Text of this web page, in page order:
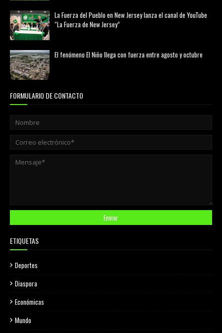
La Fuerza del Pueblo en New Jersey lanza el canal de YouTube
“La Fuerza de New Jersey”
El fenómeno El Niño llega con fuerza entre agosto y octubre
FORMULARIO DE CONTACTO
ETIQUETAS
Deportes
Diaspora
Económicas
Mundo